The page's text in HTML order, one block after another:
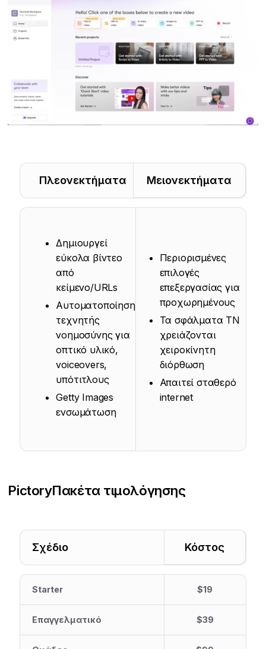
Πλεονεκτήματα Μειονεκτήματα
Δημιουργεί
εύκολα βίντεο
από
κείμενο/URLs
Αυτοματοποίηση
τεχνητής
νοημοσύνης για
οπτικό υλικό,
voiceovers,
υπότιτλους
Getty Images
ενσωμάτωση
Περιορισμένες
επιλογές
επεξεργασίας για
προχωρημένους
Τα σφάλματα ΤΝ
χρειάζονται
χειροκίνητη
διόρθωση
Απαιτεί σταθερό
internet
PictoryΠακέτα τιμολόγησης
Σχέδιο Κόστος
Starter $19
Επαγγελματικό $39